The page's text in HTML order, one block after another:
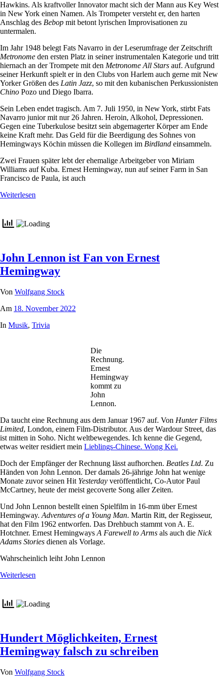
Hawkins. Als kraftvoller Innovator macht sich der Mann aus Key West
in New York einen Namen. Als Trompeter versteht er, den harten
Anschlag des Bebop mit betont lyrischen Improvisationen zu
untermalen.
Im Jahr 1948 belegt Fats Navarro in der Leserumfrage der Zeitschrift
Metronome den ersten Platz in seiner instrumentalen Kategorie und tritt
hiernach an der Trompete mit den Metronome All Stars auf. Aufgrund
seiner Herkunft spielt er in den Clubs von Harlem auch gerne mit New
Yorker Größen des Latin Jazz, so mit den kubanischen Perkussionisten
Chino Pozo und Diego Ibarra.
Sein Leben endet tragisch. Am 7. Juli 1950, in New York, stirbt Fats
Navarro junior mit nur 26 Jahren. Heroin, Alkohol, Depressionen.
Gegen eine Tuberkulose besitzt sein abgemagerter Körper am Ende
keine Kraft mehr. Das Geld für die Beerdigung des Sohnes von
Hemingways Köchin müssen die Kollegen im Birdland einsammeln.
Zwei Frauen später lebt der ehemalige Arbeitgeber von Miriam
Williams auf Kuba. Ernest Hemingway, nun auf seiner Farm in San
Francisco de Paula, ist auch
Weiterlesen
John Lennon ist Fan von Ernest
Hemingway
Von Wolfgang Stock
Am 18. November 2022
In Musik, Trivia
Die
Rechnung.
Ernest
Hemingway
kommt zu
John
Lennon.
Da taucht eine Rechnung aus dem Januar 1967 auf. Von Hunter Films
Limited, London, einem Film-Distributor. Aus der Wardour Street, das
ist mitten in Soho. Nicht weltbewegendes. Ich kenne die Gegend,
etwas weiter residiert mein Lieblings-Chinese. Wong Kei.
Doch der Empfänger der Rechnung lässt aufhorchen. Beatles Ltd. Zu
Händen von John Lennon. Der damals 26-jährige John hat wenige
Monate zuvor seinen Hit Yesterday veröffentlicht, Co-Autor Paul
McCartney, heute der meist gecoverte Song aller Zeiten.
Und John Lennon bestellt einen Spielfilm in 16-mm über Ernest
Hemingway. Adventures of a Young Man. Martin Ritt, der Regisseur,
hat den Film 1962 entworfen. Das Drehbuch stammt von A. E.
Hotchner. Ernest Hemingways A Farewell to Arms als auch die Nick
Adams Stories dienen als Vorlage.
Wahrscheinlich leiht John Lennon
Weiterlesen
Hundert Möglichkeiten, Ernest
Hemingway falsch zu schreiben
Von Wolfgang Stock